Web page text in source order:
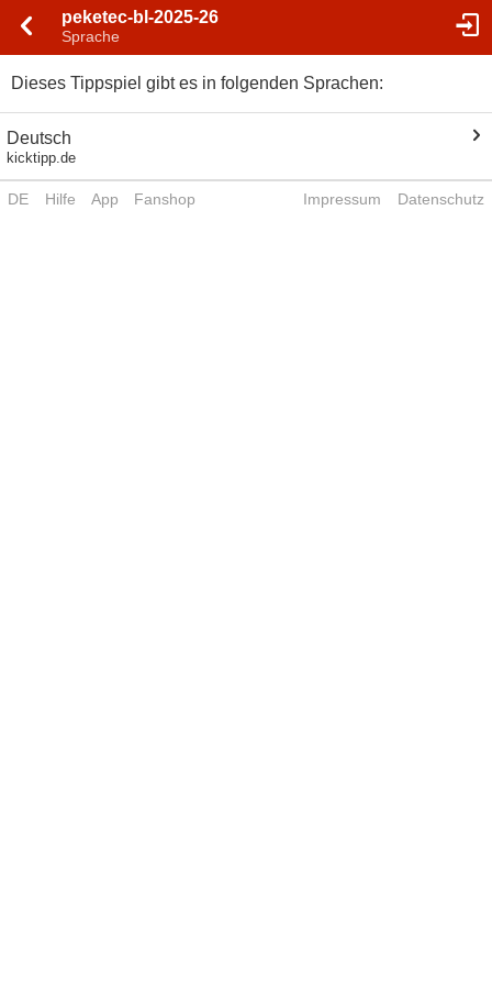
peketec-bl-2025-26
Sprache
Dieses Tippspiel gibt es in folgenden Sprachen:
Deutsch
kicktipp.de
DE Hilfe App Fanshop Impressum Datenschutz